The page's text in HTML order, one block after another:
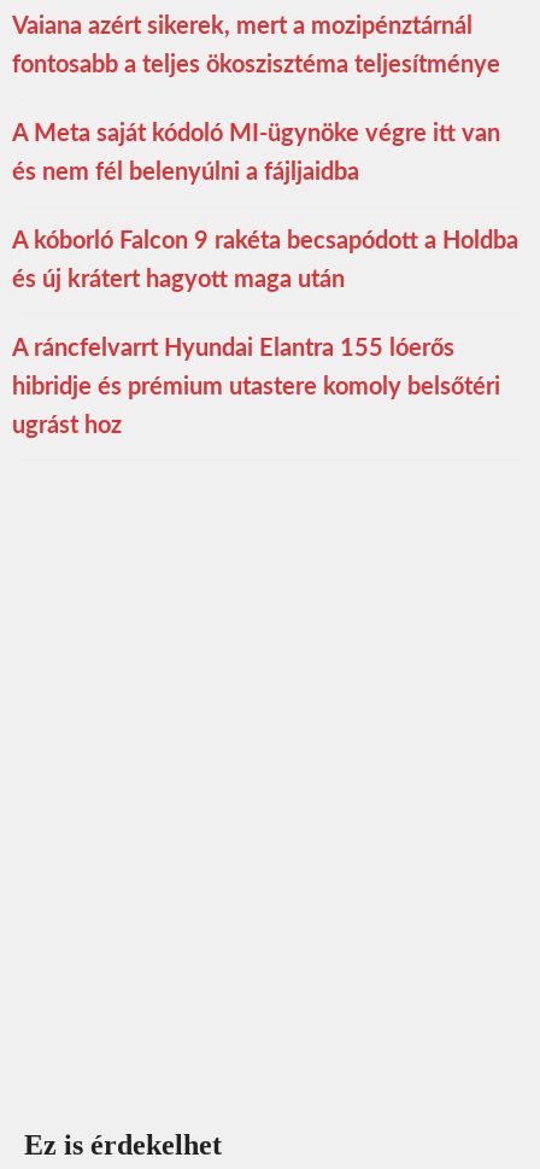
Vaiana azért sikerek, mert a mozipénztárnál
fontosabb a teljes ökoszisztéma teljesítménye
A Meta saját kódoló MI-ügynöke végre itt van
és nem fél belenyúlni a fájljaidba
A kóborló Falcon 9 rakéta becsapódott a Holdba
és új krátert hagyott maga után
A ráncfelvarrt Hyundai Elantra 155 lóerős
hibridje és prémium utastere komoly belsőtéri
ugrást hoz
Ez is érdekelhet